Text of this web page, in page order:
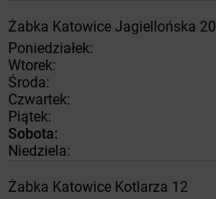
Żabka Katowice Jagiellońska 20
Poniedziałek:
Wtorek:
Środa:
Czwartek:
Piątek:
Sobota:
Niedziela:
Żabka Katowice Kotlarza 12